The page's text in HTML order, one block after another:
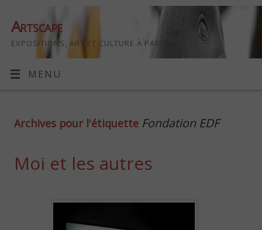
Artscape
EXPOSITIONS, ART ET CULTURE À PARIS
MENU
Archives pour l'étiquette Fondation EDF
Moi et les autres